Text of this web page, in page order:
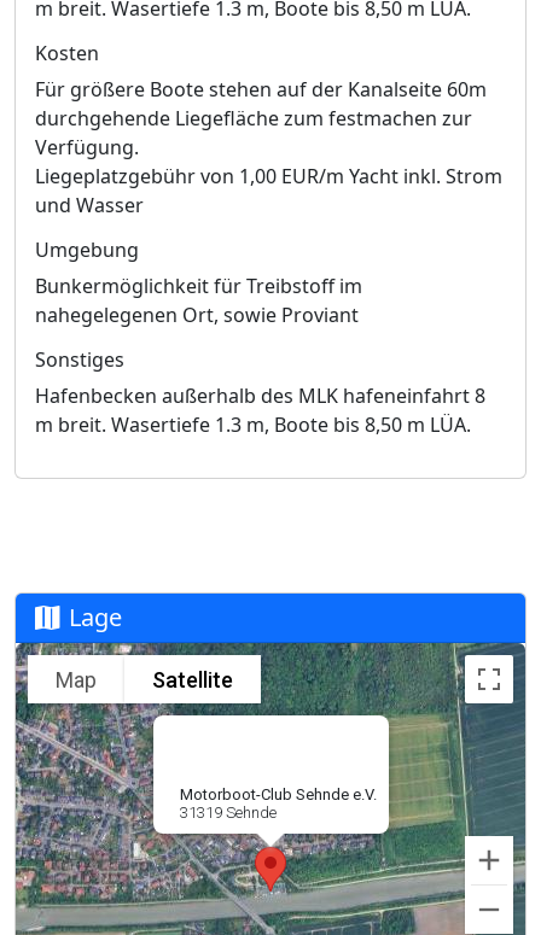
m breit. Wasertiefe 1.3 m, Boote bis 8,50 m LÜA.
Kosten
Für größere Boote stehen auf der Kanalseite 60m
durchgehende Liegefläche zum festmachen zur
Verfügung.
Liegeplatzgebühr von 1,00 EUR/m Yacht inkl. Strom
und Wasser
Umgebung
Bunkermöglichkeit für Treibstoff im
nahegelegenen Ort, sowie Proviant
Sonstiges
Hafenbecken außerhalb des MLK hafeneinfahrt 8
m breit. Wasertiefe 1.3 m, Boote bis 8,50 m LÜA.
Lage
Motorboot-Club Sehnde e.V.
31319 Sehnde
Map Satellite